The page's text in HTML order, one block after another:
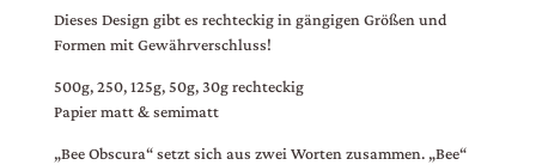
Dieses Design gibt es rechteckig in gängigen Größen und
Formen mit Gewährverschluss!
500g, 250, 125g, 50g, 30g rechteckig
Papier matt & semimatt
„Bee Obscura“ setzt sich aus zwei Worten zusammen. „Bee“